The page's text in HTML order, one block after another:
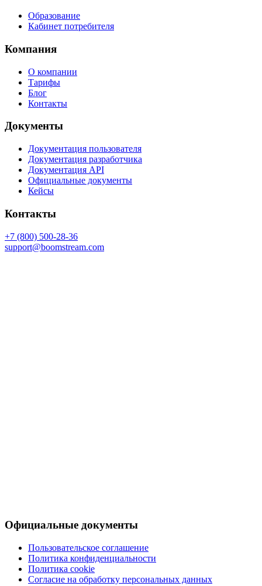
Образование
Кабинет потребителя
Компания
О компании
Тарифы
Блог
Контакты
Документы
Документация пользователя
Документация разработчика
Документация API
Официальные документы
Кейсы
Контакты
+7 (800) 500-28-36
support@boomstream.com
Официальные документы
Пользовательское соглашение
Политика конфиденциальности
Политика cookie
Согласие на обработку персональных данных